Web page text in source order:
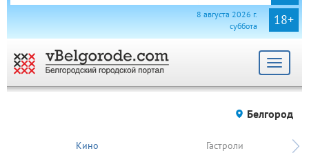
18+
8 августа 2026 г.
суббота
Toggle
Белгород
Кино Гастроли